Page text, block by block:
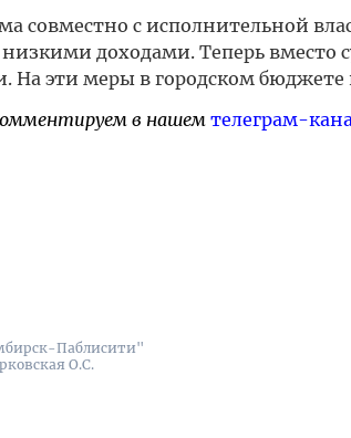
совместно с исполнительной
доходами. Теперь вместо
На эти меры в городском
в нашем телеграм-
Паблисити"
О.С.